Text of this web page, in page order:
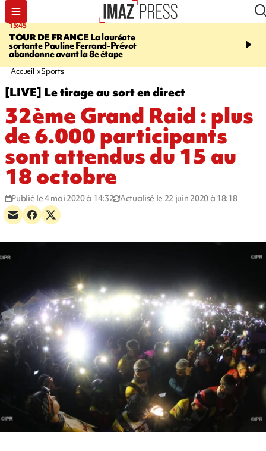
15:45
TOUR DE FRANCELa lauréate
sortante Pauline Ferrand-Prévot
abandonne avant la 8e étape
20:17
routière, concours de
Accueil Sports
[LIVE] Le tirage au sort en direct
32ème Grand Raid : plus
de 6.000 participants
sont attendus du 15 au
18 octobre
Publié le 4 mai 2020 à 14:32 Actualisé le 22 juin 2020 à 18:18